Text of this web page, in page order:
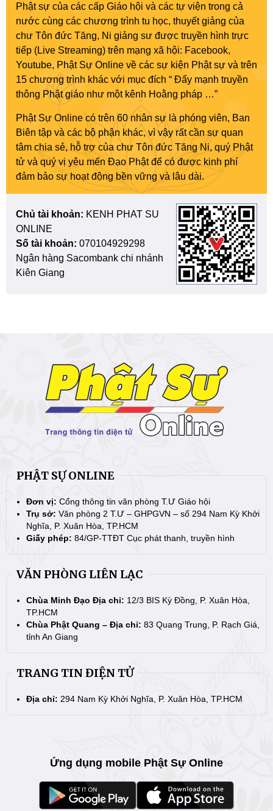
Phật sự của các cấp Giáo hội và các tự viện trong cả
nước cùng các chương trình tu học, thuyết giảng của
chư Tôn đức Tăng, Ni giảng sư được truyền hình trực
tiếp (Live Streaming) trên mạng xã hội: Facebook,
Youtube, Phật Sự Online về các sự kiện Phật sự và trên
15 chương trình khác với mục đích “ Đẩy mạnh truyền
thông Phật giáo như một kênh Hoằng pháp …”
Phật Sự Online có trên 60 nhân sự là phóng viên, Ban
Biên tập và các bộ phận khác, vì vậy rất cần sự quan
tâm chia sẻ, hỗ trợ của chư Tôn đức Tăng Ni, quý Phật
tử và quý vị yêu mến Đạo Phật để có được kinh phí
đảm bảo sự hoạt động bền vững và lâu dài.
Chủ tài khoản: KENH PHAT SU
ONLINE
Số tài khoản: 070104929298
Ngân hàng Sacombank chi nhánh
Kiên Giang
PHẬT SỰ ONLINE
Đơn vị: Cổng thông tin văn phòng T.Ư Giáo hội
Trụ sở: Văn phòng 2 T.Ư – GHPGVN – số 294 Nam Kỳ Khởi
Nghĩa, P. Xuân Hòa, TP.HCM
Giấy phép: 84/GP-TTĐT Cục phát thanh, truyền hình
VĂN PHÒNG LIÊN LẠC
Chùa Minh Đạo Địa chỉ: 12/3 BIS Kỳ Đồng, P. Xuân Hòa,
TP.HCM
Chùa Phật Quang – Địa chỉ: 83 Quang Trung, P. Rạch Giá,
tỉnh An Giang
TRANG TIN ĐIỆN TỬ
Địa chỉ: 294 Nam Kỳ Khởi Nghĩa, P. Xuân Hòa, TP.HCM
Ứng dụng mobile Phật Sự Online